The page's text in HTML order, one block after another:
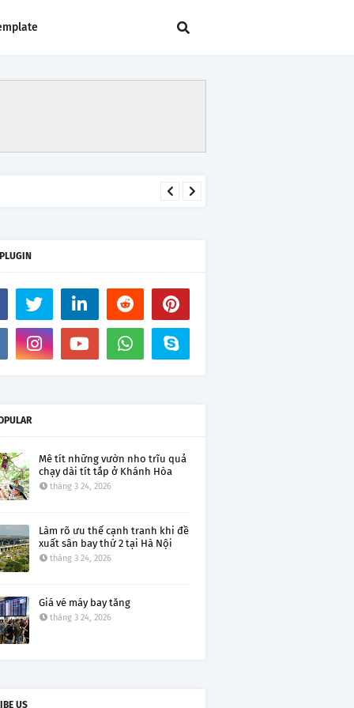
Mê tít những vườn nho trĩu quả
chạy dài tít tắp ở Khánh Hòa
tháng 3 24, 2026
Làm rõ ưu thế cạnh tranh khi đề
xuất sân bay thứ 2 tại Hà Nội
tháng 3 24, 2026
Giá vé máy bay tăng
tháng 3 24, 2026
US